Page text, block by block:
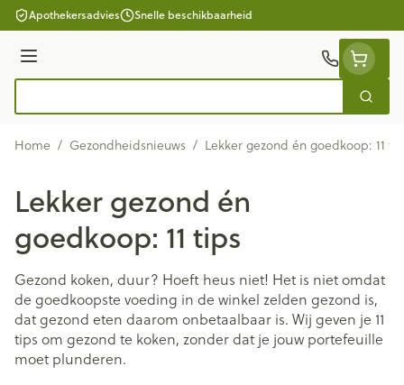
Ga naar de inhoud
Apothekersadvies Snelle beschikbaarheid
Menu
Zoek
Home / Gezondheidsnieuws / Lekker gezond én goedkoop: 11
Lekker gezond én
goedkoop: 11 tips
Gezond koken, duur? Hoeft heus niet! Het is niet omdat
de goedkoopste voeding in de winkel zelden gezond is,
dat gezond eten daarom onbetaalbaar is. Wij geven je 11
tips om gezond te koken, zonder dat je jouw portefeuille
moet plunderen.